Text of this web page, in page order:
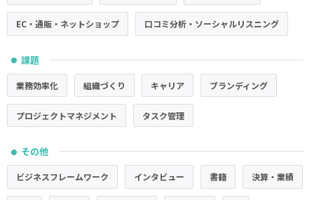
EC・通販・ネットショップ 口コミ分析・ソーシャルリスニング
● 課題
業務効率化 組織づくり キャリア ブランディング
プロジェクトマネジメント タスク管理
● その他
ビジネスフレームワーク インタビュー 書籍 決算・業績